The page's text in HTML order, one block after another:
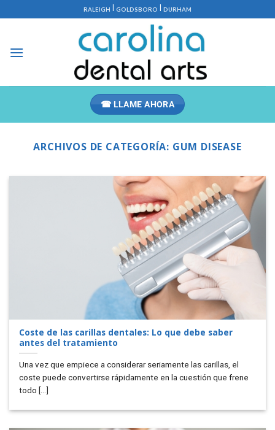
al
RALEIGH | GOLDSBORO | DURHAM
☎ LLAME AHORA
ARCHIVOS DE CATEGORÍA: GUM DISEASE
Coste de las carillas dentales: Lo que debe saber
antes del tratamiento
Una vez que empiece a considerar seriamente las carillas, el
coste puede convertirse rápidamente en la cuestión que frene
todo [...]